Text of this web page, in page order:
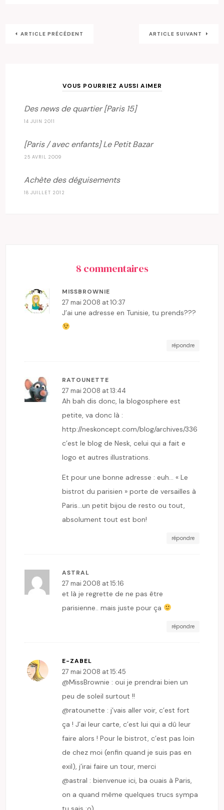
ARTICLE PRÉCÉDENT ARTICLE SUIVANT
VOUS POURRIEZ AUSSI AIMER
Des news de quartier [Paris 15]
14 JUIN 2011
[Paris / avec enfants] Le Petit Bazar
25 AVRIL 2009
Achète des déguisements
18 JUILLET 2012
8 commentaires
MISSBROWNIE
27 mai 2008 at 10:37
J’ai une adresse en Tunisie, tu prends???
répondre
RATOUNETTE
27 mai 2008 at 13:44
Ah bah dis donc, la blogosphere est
petite, va donc là :
http://neskoncept.com/blog/archives/336
c’est le blog de Nesk, celui qui a fait e
logo et autres illustrations.
Et pour une bonne adresse : euh… « Le
bistrot du parisien » porte de versailles à
Paris…un petit bijou de resto ou tout,
absolument tout est bon!
répondre
ASTRAL
27 mai 2008 at 15:16
et là je regrette de ne pas être
parisienne.. mais juste pour ça
répondre
E-ZABEL
27 mai 2008 at 15:45
@MissBrownie : oui je prendrai bien un
peu de soleil surtout !!
@ratounette : j’vais aller voir, c’est fort
ça ! J’ai leur carte, c’est lui qui a dû leur
faire alors ! Pour le bistrot, c’est pas loin
de chez moi (enfin quand je suis pas en
exil), j’irai faire un tour, merci
@astral : bienvenue ici, ba ouais à Paris,
on a quand même quelques trucs sympa